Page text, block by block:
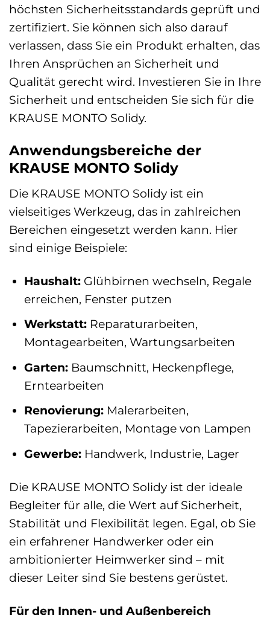
höchsten Sicherheitsstandards geprüft und
zertifiziert. Sie können sich also darauf
verlassen, dass Sie ein Produkt erhalten, das
Ihren Ansprüchen an Sicherheit und
Qualität gerecht wird. Investieren Sie in Ihre
Sicherheit und entscheiden Sie sich für die
KRAUSE MONTO Solidy.
Anwendungsbereiche der
KRAUSE MONTO Solidy
Die KRAUSE MONTO Solidy ist ein
vielseitiges Werkzeug, das in zahlreichen
Bereichen eingesetzt werden kann. Hier
sind einige Beispiele:
Haushalt:Glühbirnen wechseln, Regale
erreichen, Fenster putzen
Werkstatt:Reparaturarbeiten,
Montagearbeiten, Wartungsarbeiten
Garten:Baumschnitt, Heckenpflege,
Erntearbeiten
Renovierung:Malerarbeiten,
Tapezierarbeiten, Montage von Lampen
Gewerbe:Handwerk, Industrie, Lager
Die KRAUSE MONTO Solidy ist der ideale
Begleiter für alle, die Wert auf Sicherheit,
Stabilität und Flexibilität legen. Egal, ob Sie
ein erfahrener Handwerker oder ein
ambitionierter Heimwerker sind – mit
dieser Leiter sind Sie bestens gerüstet.
Für den Innen- und Außenbereich